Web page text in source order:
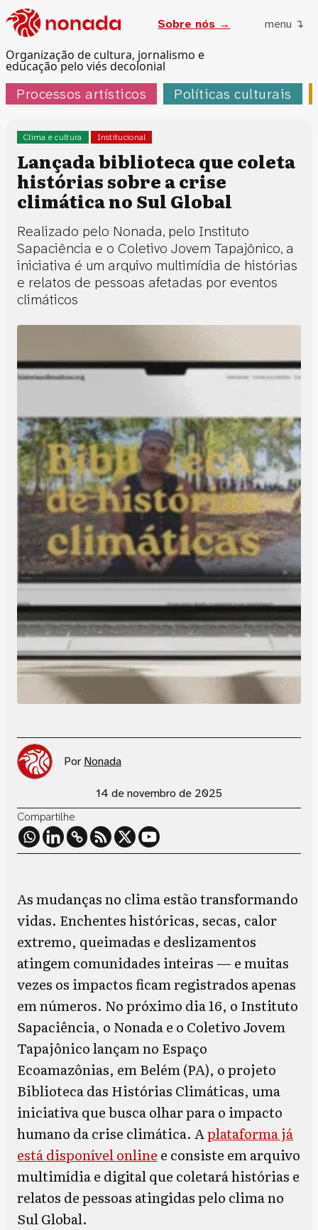
Organização de cultura, jornalismo e
educação pelo viés decolonial
Sobre nós → menu ↴
Processos artísticos Políticas culturais
Clima e cultura Institucional
Lançada biblioteca que coleta
histórias sobre a crise
climática no Sul Global
Realizado pelo Nonada, pelo Instituto
Sapaciência e o Coletivo Jovem Tapajônico, a
iniciativa é um arquivo multimídia de histórias
e relatos de pessoas afetadas por eventos
climáticos
Por Nonada
14 de novembro de 2025
Compartilhe
As mudanças no clima estão transformando
vidas. Enchentes históricas, secas, calor
extremo, queimadas e deslizamentos
atingem comunidades inteiras — e muitas
vezes os impactos ficam registrados apenas
em números. No próximo dia 16, o Instituto
Sapaciência, o Nonada e o Coletivo Jovem
Tapajônico lançam no Espaço
Ecoamazônias, em Belém (PA), o projeto
Biblioteca das Histórias Climáticas, uma
iniciativa que busca olhar para o impacto
humano da crise climática. Aplataforma já
está disponível online e consiste em arquivo
multimídia e digital que coletará histórias e
relatos de pessoas atingidas pelo clima no
Sul Global.